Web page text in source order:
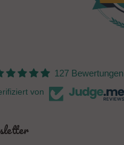
127 Bewertungen
von